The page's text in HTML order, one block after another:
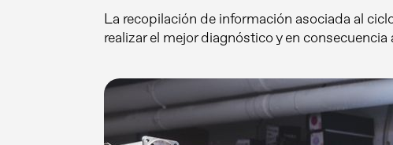
La recopilación de información asociada al
realizar el mejor diagnóstico y en